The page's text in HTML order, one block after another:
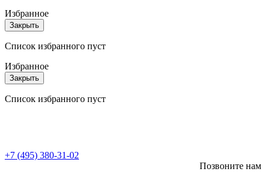
Избранное
Закрыть
Список избранного пуст
Избранное
Закрыть
Список избранного пуст
+7 (495) 380-31-02
Позвоните нам